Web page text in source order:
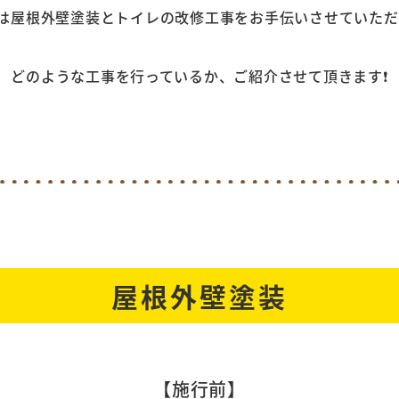
外壁塗装とトイレの改修工事をお手伝いさせていた
どのような工事を行っているか、ご紹介させて頂きます❗
屋根外壁塗装
【施行前】